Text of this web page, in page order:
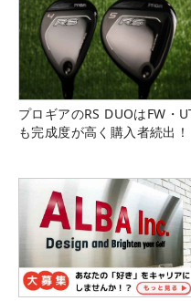
プロギアのRS DUOはFW・
も完成度が高く購入者続出！